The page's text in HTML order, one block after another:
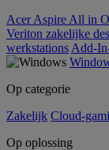
Acer Aspire All in
Veriton zakelijke
werkstations Add-
Op categorie
Zakelijk Cloud-
Op oplossing